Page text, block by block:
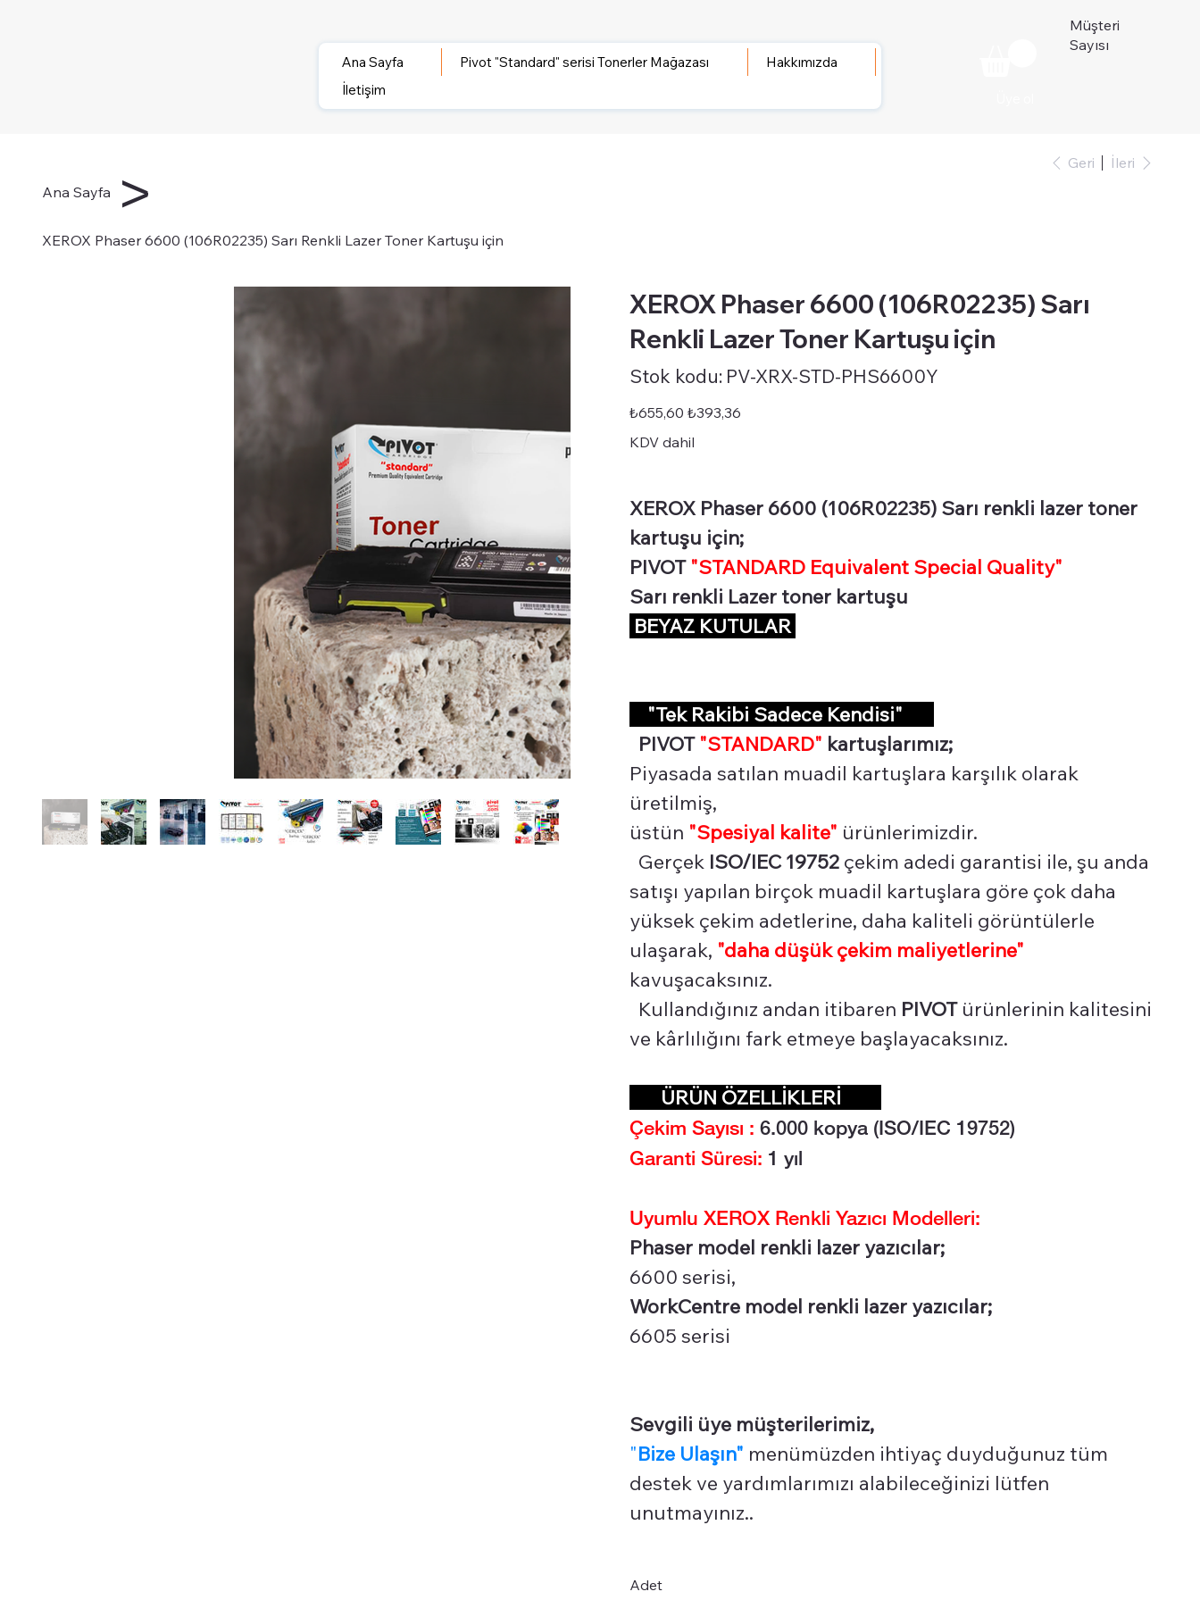
Ana Sayfa Pivot "Standard" serisi Tonerler Mağazası
Hakkımızda
İletişim
Müşteri
Sayısı
Ana Sayfa >
XEROX Phaser 6600 (106R02235) Sarı Renkli Lazer Toner Kartuşu için
Geri İleri
XEROX Phaser 6600 (106R02235) Sarı
Renkli Lazer Toner Kartuşu için
Stok kodu:
kodu:
STD-
PHS6600Y
PV-XRX-STD-PHS6600Y
Orijinal
fiyat
₺655,60 İndirimli
fiyat
₺393,36
KDV dahil
XEROX Phaser 6600 (106R02235) Sarı renkli lazer toner
kartuşu için;
PIVOT "STANDARD Equivalent Special Quality"
Sarı renkli Lazer toner kartuşu
BEYAZ KUTULAR
"Tek Rakibi Sadece Kendisi"
PIVOT "STANDARD" kartuşlarımız;
Piyasada satılan muadil kartuşlara karşılık olarak
üretilmiş,
üstün "Spesiyal kalite" ürünlerimizdir.
Gerçek ISO/IEC 19752 çekim adedi garantisi ile, şu anda
satışı yapılan birçok muadil kartuşlara göre çok daha
yüksek çekim adetlerine, daha kaliteli görüntülerle
ulaşarak, "daha düşük çekim maliyetlerine"
kavuşacaksınız.
Kullandığınız andan itibaren PIVOTürünlerinin kalitesini
ve kârlılığını fark etmeye başlayacaksınız.
ÜRÜN ÖZELLİKLERİ
Çekim Sayısı : 6.000 kopya (ISO/IEC 19752)
Garanti Süresi: 1 yıl
Uyumlu XEROX Renkli Yazıcı Modelleri:
Phaser model renkli lazer yazıcılar;
6600 serisi,
WorkCentre model renkli lazer yazıcılar;
6605 serisi
Sevgili üye müşterilerimiz,
"Bize Ulaşın" menümüzden ihtiyaç duyduğunuz tüm
destek ve yardımlarımızı alabileceğinizi lütfen
unutmayınız..
Adet